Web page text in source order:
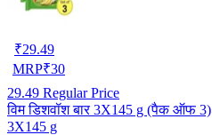
₹29.49
MRP₹30
29.49 Regular Price
विम डिशवॉश बार 3X145 g (पैक ऑफ 3)
3X145 g